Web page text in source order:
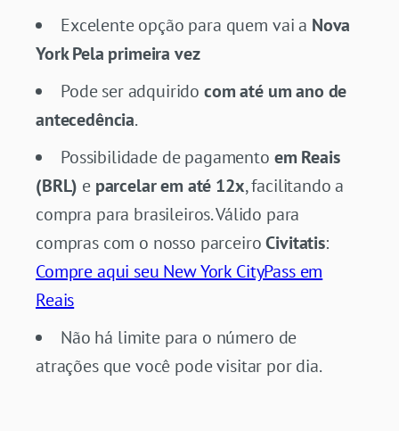
Excelente opção para quem vai a Nova
York Pela primeira vez
Pode ser adquirido com até um ano de
antecedência.
Possibilidade de pagamento em Reais
(BRL) e parcelar em até 12x, facilitando a
compra para brasileiros. Válido para
compras com o nosso parceiroCivitatis:
Compre aqui seu New York CityPass em
Reais
Não há limite para o número de
atrações que você pode visitar por dia.